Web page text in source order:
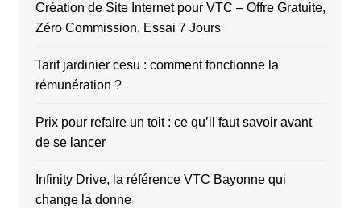
Création de Site Internet pour VTC – Offre Gratuite,
Zéro Commission, Essai 7 Jours
Tarif jardinier cesu : comment fonctionne la
rémunération ?
Prix pour refaire un toit : ce qu’il faut savoir avant
de se lancer
Infinity Drive, la référence VTC Bayonne qui
change la donne